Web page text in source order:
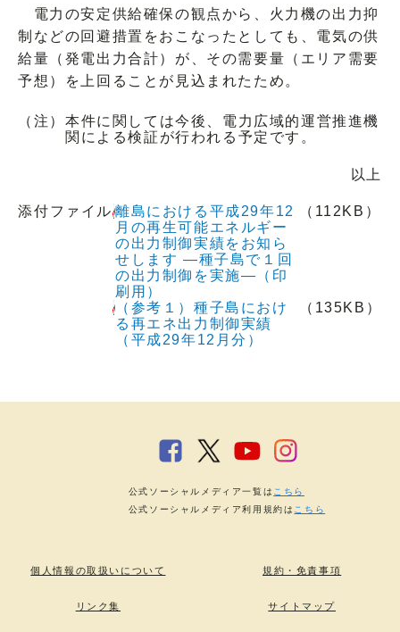
電力の安定供給確保の観点から、火力機の出力抑
制などの回避措置をおこなったとしても、電気の供
給量（発電出力合計）が、その需要量（エリア需要
予想）を上回ることが見込まれたため。
（注） 本件に関しては今後、電力広域的運営推進機
関による検証が行われる予定です。
以上
添付ファイル 離島における平成29年12
月の再生可能エネルギー
の出力制御実績をお知ら
せします ―種子島で１回
の出力制御を実施―（印
刷用）
（112KB）
（参考１）種子島におけ
る再エネ出力制御実績
（平成29年12月分）
（135KB）
個人情報の取扱いについて 規約・免責事項
リンク集 サイトマップ
公式ソーシャルメディア一覧は こちら
公式ソーシャルメディア利用規約は こちら